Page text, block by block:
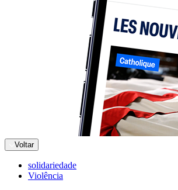
Voltar
solidariedade
Violência